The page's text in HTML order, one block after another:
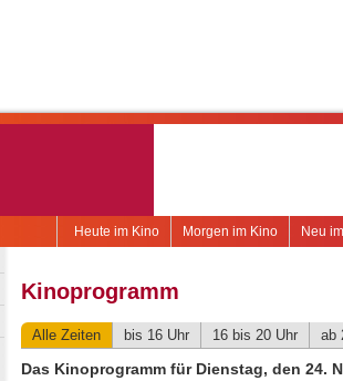
Neu
Morgen im Kino
Heute im Kino
Kinoprogramm
Alle Zeiten bis 16 Uhr 16 bis 20 Uhr ab
Das Kinoprogramm für Dienstag, den 24.